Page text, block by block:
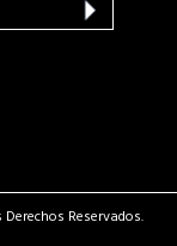
Derechos Reservados.